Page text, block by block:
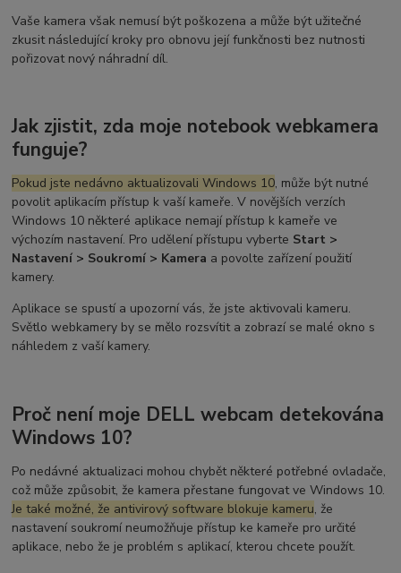
Vaše kamera však nemusí být poškozena a může být užitečné
zkusit následující kroky pro obnovu její funkčnosti bez nutnosti
pořizovat nový náhradní díl.
Jak zjistit, zda moje notebook webkamera
funguje?
Pokud jste nedávno aktualizovali Windows 10, může být nutné
povolit aplikacím přístup k vaší kameře. V novějších verzích
Windows 10 některé aplikace nemají přístup k kameře ve
výchozím nastavení. Pro udělení přístupu vyberte Start >
Nastavení > Soukromí > Kamera a povolte zařízení použití
kamery.
Aplikace se spustí a upozorní vás, že jste aktivovali kameru.
Světlo webkamery by se mělo rozsvítit a zobrazí se malé okno s
náhledem z vaší kamery.
Proč není moje DELL webcam detekována
Windows 10?
Po nedávné aktualizaci mohou chybět některé potřebné ovladače,
což může způsobit, že kamera přestane fungovat ve Windows 10.
Je také možné, že antivirový software blokuje kameru, že
nastavení soukromí neumožňuje přístup ke kameře pro určité
aplikace, nebo že je problém s aplikací, kterou chcete použít.